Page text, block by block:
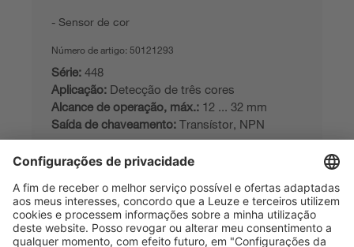
Sensor de cor
Número de artigo: 50121293
Série: 448
Aplicação: Detecção de três cores
Alcance de operação, máx.: 12 ... 32 mm
Saída de chaveamento: Transístor, NPN
Comparar
Solicitar oferta